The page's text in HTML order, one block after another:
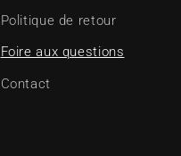
Politique de retour
Foire aux questions
Contact